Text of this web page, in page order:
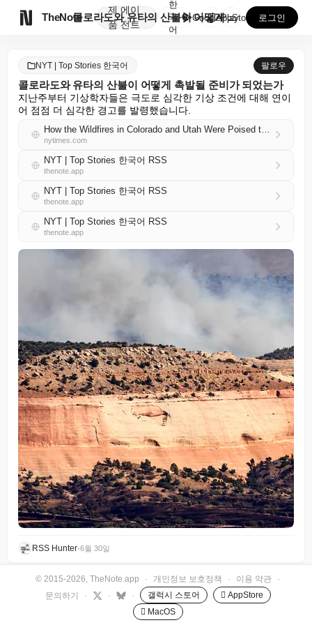
TheNote
제
품
에이
전트
콜로라도와 유타의 산불이 어떻게 촉발될 준비가 되었는가
한
국
어
GooglePlay
AppStore 로그인
NYT | Top Stories 한국어 팔로우
콜로라도와 유타의 산불이 어떻게 촉발될 준비가 되었는가
지난주부터 기상학자들은 극도로 심각한 기상 조건에 대해 연이
어 점점 더 심각한 경고를 발령했습니다.
How the Wildfires in Colorado and Utah Were Poised to Spark
nytimes.com
NYT | Top Stories 한국어 RSS
thenote.app
NYT | Top Stories 한국어 RSS
thenote.app
NYT | Top Stories 한국어 RSS
thenote.app
RSS Hunter•6월 30일
© 2015-2026, TheNote.app · 개인정보 보호정책 · 이용 약관
·
문의하기
· · · 갤럭시 스토어
 AppStore
 MacOS